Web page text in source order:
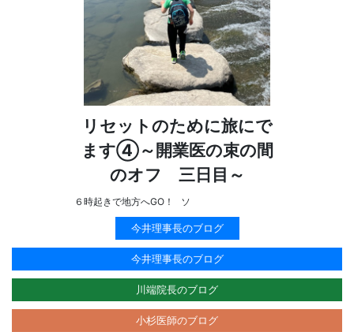
リセットのために旅にで
ます④～開業医の束の間
のオフ 三日目～
６時起きで地方へGO！ ソ
今井理事長のブログ
今井理事長のブログ
川端院長のブログ
小杉医師のブログ